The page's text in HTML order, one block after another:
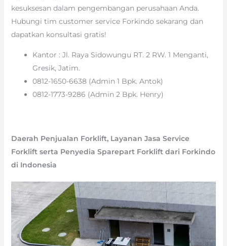
kesuksesan dalam pengembangan perusahaan Anda.
Hubungi tim customer service Forkindo sekarang dan
dapatkan konsultasi gratis!
Kantor : Jl. Raya Sidowungu RT. 2 RW. 1 Menganti,
Gresik, Jatim.
0812-1650-6638 (Admin 1 Bpk. Antok)
0812-1773-9286 (Admin 2 Bpk. Henry)
Daerah Penjualan Forklift, Layanan Jasa Service
Forklift serta Penyedia Sparepart Forklift dari Forkindo
di Indonesia